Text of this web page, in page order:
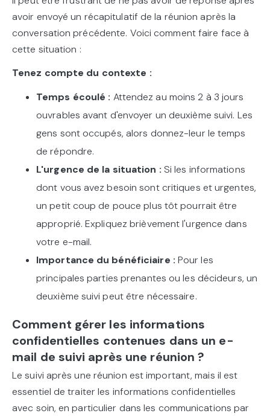
avoir envoyé un récapitulatif de la réunion après la
conversation précédente. Voici comment faire face à
cette situation :
Tenez compte du contexte :
Temps écoulé : Attendez au moins 2 à 3 jours
ouvrables avant d'envoyer un deuxième suivi. Les
gens sont occupés, alors donnez-leur le temps
de répondre.
L'urgence de la situation : Si les informations
dont vous avez besoin sont critiques et urgentes,
un petit coup de pouce plus tôt pourrait être
approprié. Expliquez brièvement l'urgence dans
votre e-mail.
Importance du bénéficiaire : Pour les
principales parties prenantes ou les décideurs, un
deuxième suivi peut être nécessaire.
Comment gérer les informations
confidentielles contenues dans un e-
mail de suivi après une réunion ?
Le suivi après une réunion est important, mais il est
essentiel de traiter les informations confidentielles
avec soin, en particulier dans les communications par